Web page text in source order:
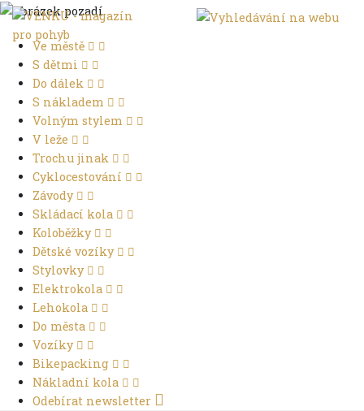
Ve městě
S dětmi
Do dálek
S nákladem
Volným stylem
V leže
Trochu jinak
Cyklocestování
Závody
Skládací kola
Koloběžky
Dětské vozíky
Stylovky
Elektrokola
Lehokola
Do města
Vozíky
Bikepacking
Nákladní kola
Odebírat newsletter